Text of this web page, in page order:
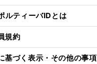
ルティーバIDとは
規約
基づく表示・その他の事項